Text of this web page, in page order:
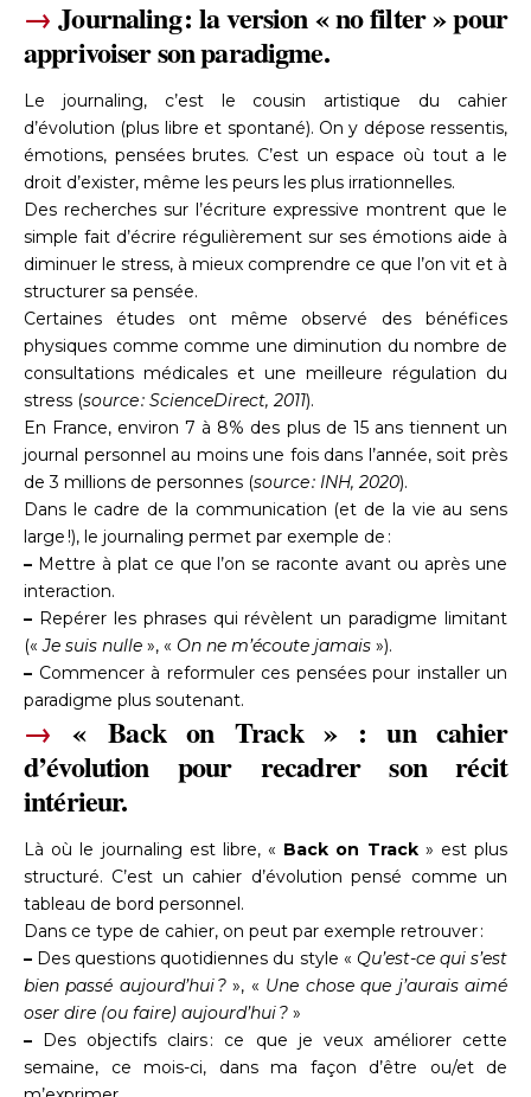
→Journaling : la version « no filter » pour
apprivoiser son paradigme.
Le journaling, c’est le cousin artistique du cahier
d’évolution (plus libre et spontané). On y dépose ressentis,
émotions, pensées brutes. C’est un espace où tout a le
droit d’exister, même les peurs les plus irrationnelles.
Des recherches sur l’écriture expressive montrent que le
simple fait d’écrire régulièrement sur ses émotions aide à
diminuer le stress, à mieux comprendre ce que l’on vit et à
structurer sa pensée.
Certaines études ont même observé des bénéfices
physiques comme comme une diminution du nombre de
consultations médicales et une meilleure régulation du
stress (source : ScienceDirect, 2011).​
En France, environ 7 à 8% des plus de 15 ans tiennent un
journal personnel au moins une fois dans l’année, soit près
de 3 millions de personnes (source : INH, 2020).
Dans le cadre de la communication (et de la vie au sens
large !), le journaling permet par exemple de :
– Mettre à plat ce que l’on se raconte avant ou après une
interaction.
– Repérer les phrases qui révèlent un paradigme limitant
(«Je suis nulle », « On ne m’écoute jamais »).
– Commencer à reformuler ces pensées pour installer un
paradigme plus soutenant.
→ «Back on Track» : un cahier
d’évolution pour recadrer son récit
intérieur.
Là où le journaling est libre, « Back on Track» est plus
structuré. C’est un cahier d’évolution pensé comme un
tableau de bord personnel.
Dans ce type de cahier, on peut par exemple retrouver :
– Des questions quotidiennes du style « Qu’est-ce qui s’est
bien passé aujourd’hui ?», « Une chose que j’aurais aimé
oser dire (ou faire) aujourd’hui ? »
– Des objectifs clairs : ce que je veux améliorer cette
semaine, ce mois-ci, dans ma façon d’être ou/et de